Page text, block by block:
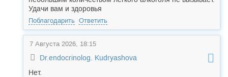
Удачи вам и здоровья
Поблагодарить Ответить
7 Августа 2026, 18:15
Dr.endocrinolog. Kudryashova
Нет.